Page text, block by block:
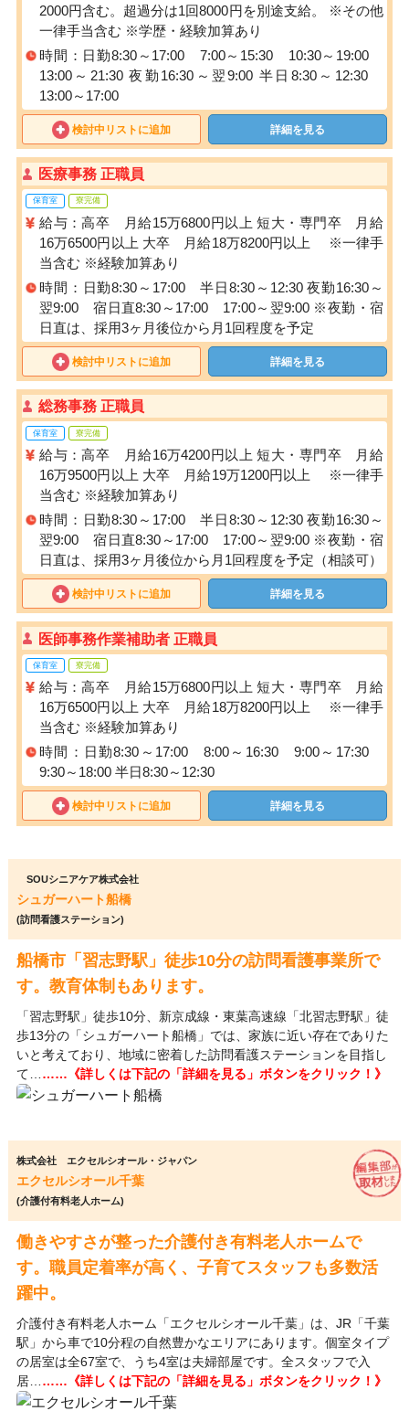
2000円含む。超過分は1回8000円を別途支給。 ※その他
一律手当含む ※学歴・経験加算あり
時間：日勤8:30～17:00 7:00～15:30 10:30～19:00
13:00～21:30 夜勤16:30～翌9:00 半日8:30～12:30
13:00～17:00
検討中リストに追加 詳細を見る
医療事務 正職員
保育室 寮完備
給与：高卒 月給15万6800円以上 短大・専門卒 月給
16万6500円以上 大卒 月給18万8200円以上 ※一律手
当含む ※経験加算あり
時間：日勤8:30～17:00 半日8:30～12:30 夜勤16:30～
翌9:00 宿日直8:30～17:00 17:00～翌9:00 ※夜勤・宿
日直は、採用3ヶ月後位から月1回程度を予定
検討中リストに追加 詳細を見る
総務事務 正職員
保育室 寮完備
給与：高卒 月給16万4200円以上 短大・専門卒 月給
16万9500円以上 大卒 月給19万1200円以上 ※一律手
当含む ※経験加算あり
時間：日勤8:30～17:00 半日8:30～12:30 夜勤16:30～
翌9:00 宿日直8:30～17:00 17:00～翌9:00 ※夜勤・宿
日直は、採用3ヶ月後位から月1回程度を予定（相談可）
検討中リストに追加 詳細を見る
医師事務作業補助者 正職員
保育室 寮完備
給与：高卒 月給15万6800円以上 短大・専門卒 月給
16万6500円以上 大卒 月給18万8200円以上 ※一律手
当含む ※経験加算あり
時間：日勤8:30～17:00 8:00～16:30 9:00～17:30
9:30～18:00 半日8:30～12:30
検討中リストに追加 詳細を見る
SOUシニアケア株式会社
シュガーハート船橋
(訪問看護ステーション)
船橋市「習志野駅」徒歩10分の訪問看護事業所で
す。教育体制もあります。
「習志野駅」徒歩10分、新京成線・東葉高速線「北習志野駅」徒
歩13分の「シュガーハート船橋」では、家族に近い存在でありた
いと考えており、地域に密着した訪問看護ステーションを目指し
て… ……《詳しくは下記の「詳細を見る」ボタンをクリック！》
株式会社 エクセルシオール・ジャパン
エクセルシオール千葉
(介護付有料老人ホーム)
働きやすさが整った介護付き有料老人ホームで
す。職員定着率が高く、子育てスタッフも多数活
躍中。
介護付き有料老人ホーム「エクセルシオール千葉」は、JR「千葉
駅」から車で10分程の自然豊かなエリアにあります。個室タイプ
の居室は全67室で、うち4室は夫婦部屋です。全スタッフで入
居… ……《詳しくは下記の「詳細を見る」ボタンをクリック！》